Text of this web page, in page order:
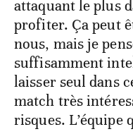
attaquant le plus
profiter. Ça peut
nous, mais je
suffisamment
laisser seul dans
match très
risques. L’équipe